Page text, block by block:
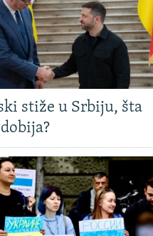
stiže u Srbiju, šta